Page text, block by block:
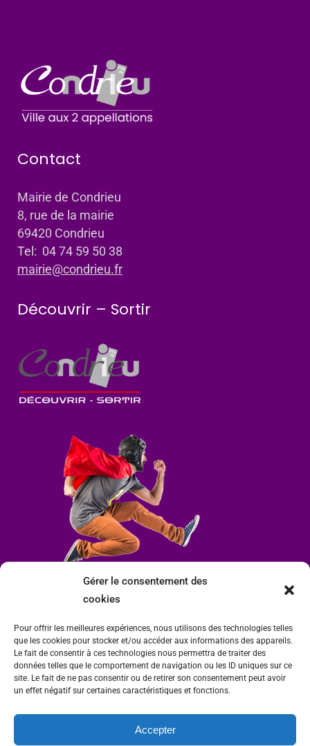
Gérer le consentement des
cookies
Pour offrir les meilleures expériences, nous utilisons des technologies telles
que les cookies pour stocker et/ou accéder aux informations des appareils.
Le fait de consentir à ces technologies nous permettra de traiter des
données telles que le comportement de navigation ou les ID uniques sur ce
site. Le fait de ne pas consentir ou de retirer son consentement peut avoir
un effet négatif sur certaines caractéristiques et fonctions.
Accepter
Contact
Mairie de Condrieu
8, rue de la mairie
69420 Condrieu
Tel: 04 74 59 50 38
mairie@condrieu.fr
Découvrir – Sortir